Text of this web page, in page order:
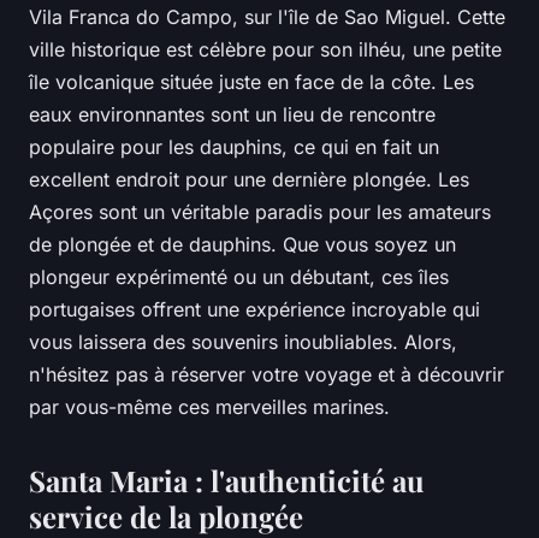
Vila Franca do Campo, sur l'île de Sao Miguel. Cette
ville historique est célèbre pour son ilhéu, une petite
île volcanique située juste en face de la côte. Les
eaux environnantes sont un lieu de rencontre
populaire pour les dauphins, ce qui en fait un
excellent endroit pour une dernière plongée. Les
Açores sont un véritable paradis pour les amateurs
de plongée et de dauphins. Que vous soyez un
plongeur expérimenté ou un débutant, ces îles
portugaises offrent une expérience incroyable qui
vous laissera des souvenirs inoubliables. Alors,
n'hésitez pas à réserver votre voyage et à découvrir
par vous-même ces merveilles marines.
Santa Maria : l'authenticité au
service de la plongée